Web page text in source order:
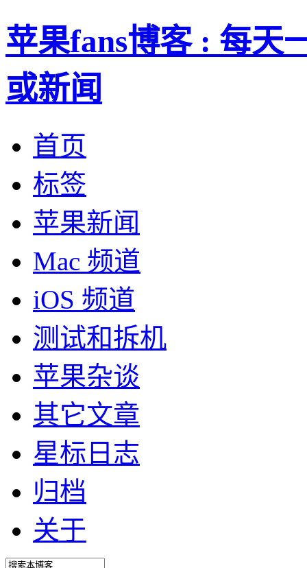
苹果fans博客 : 每天
或新闻
首页
标签
苹果新闻
Mac 频道
iOS 频道
测试和拆机
苹果杂谈
其它文章
星标日志
归档
关于